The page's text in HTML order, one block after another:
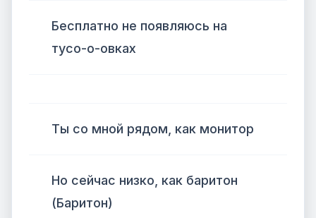
Бесплатно не появляюсь на
тусо-о-овках
Ты со мной рядом, как монитор
Но сейчас низко, как баритон
(Баритон)